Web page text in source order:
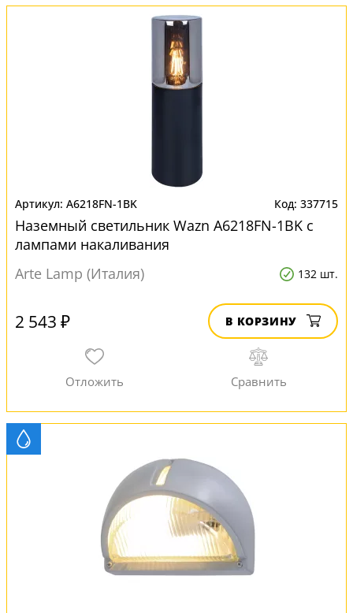
A6218FN-1BK 337715
Наземный светильник Wazn A6218FN-1BK с
лампами накаливания
Arte Lamp (Италия)
132 шт.
2 543 ₽ В КОРЗИНУ